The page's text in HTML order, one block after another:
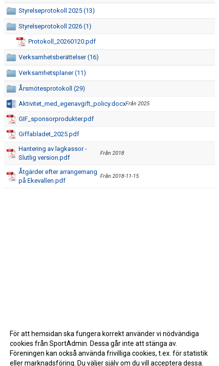
Styrelseprotokoll 2025 (13)
Styrelseprotokoll 2026 (1)
Protokoll_20260120.pdf
Verksamhetsberättelser (16)
Verksamhetsplaner (11)
Årsmötesprotokoll (29)
Aktivitet_med_egenavgift_policy.docxFrån 2025
GIF_sponsorprodukter.pdf
Giffabladet_2025.pdf
Hantering av lagkassor -
Slutlig version.pdf
Från 2018
Åtgärder efter arrangemang
på Ekevallen.pdf
Från 2018-11-15
För att hemsidan ska fungera korrekt använder vi nödvändiga
cookies från SportAdmin. Dessa går inte att stänga av.
Föreningen kan också använda frivilliga cookies, t.ex. för statistik
eller marknadsföring. Du väljer själv om du vill acceptera dessa.